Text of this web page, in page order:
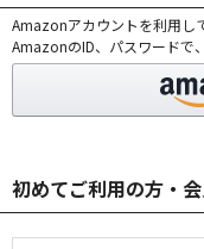
Amazonアカウントを利用し
AmazonのID、パスワードで
初めてご利用の方・